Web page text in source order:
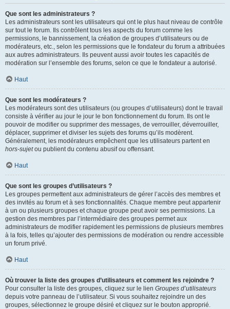
Que sont les administrateurs ?
Les administrateurs sont les utilisateurs qui ont le plus haut niveau de contrôle
sur tout le forum. Ils contrôlent tous les aspects du forum comme les
permissions, le bannissement, la création de groupes d’utilisateurs ou de
modérateurs, etc., selon les permissions que le fondateur du forum a attribuées
aux autres administrateurs. Ils peuvent aussi avoir toutes les capacités de
modération sur l’ensemble des forums, selon ce que le fondateur a autorisé.
Haut
Que sont les modérateurs ?
Les modérateurs sont des utilisateurs (ou groupes d’utilisateurs) dont le travail
consiste à vérifier au jour le jour le bon fonctionnement du forum. Ils ont le
pouvoir de modifier ou supprimer des messages, de verrouiller, déverrouiller,
déplacer, supprimer et diviser les sujets des forums qu’ils modèrent.
Généralement, les modérateurs empêchent que les utilisateurs partent en
hors-sujetou publient du contenu abusif ou offensant.
Haut
Que sont les groupes d’utilisateurs ?
Les groupes permettent aux administrateurs de gérer l’accès des membres et
des invités au forum et à ses fonctionnalités. Chaque membre peut appartenir
à un ou plusieurs groupes et chaque groupe peut avoir ses permissions. La
gestion des membres par l’intermédiaire des groupes permet aux
administrateurs de modifier rapidement les permissions de plusieurs membres
à la fois, telles qu’ajouter des permissions de modération ou rendre accessible
un forum privé.
Haut
Où trouver la liste des groupes d’utilisateurs et comment les rejoindre ?
Pour consulter la liste des groupes, cliquez sur le lien Groupes d’utilisateurs
depuis votre panneau de l’utilisateur. Si vous souhaitez rejoindre un des
groupes, sélectionnez le groupe désiré et cliquez sur le bouton approprié.